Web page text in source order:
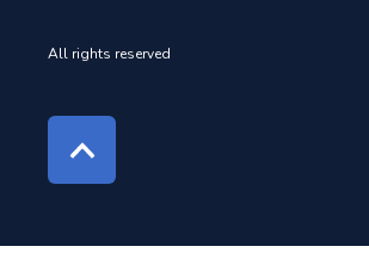
All rights reserved